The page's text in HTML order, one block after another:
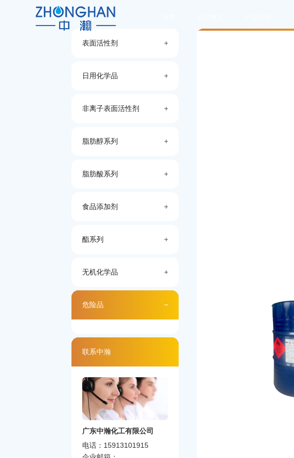
表面活性剂
日用化学品
非离子表面活性剂
脂肪醇系列
脂肪酸系列
食品添加剂
酯系列
无机化学品
危险品
联系中瀚
广东中瀚化工有限公司
电话：15913101915